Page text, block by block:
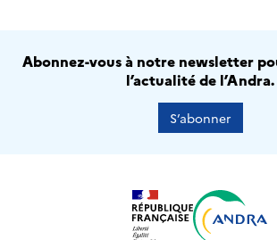
Abonnez-vous à notre newsletter
l’actualité de l’Andra.
S’abonner